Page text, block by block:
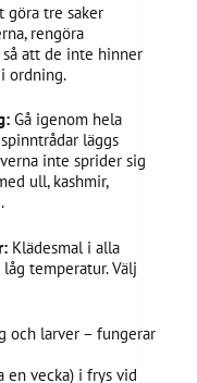
göra tre saker
rengöra
att de inte hinner
ordning.
Gå igenom hela
läggs
inte sprider sig
ull, kashmir,
Klädesmal i alla
temperatur. Välj
och larver – fungerar
en vecka) i frys vid